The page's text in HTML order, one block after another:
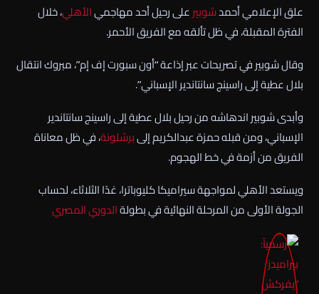
علق الإعلامي أحمدشوبيرعلى رحيل أحد مهاجميالأهلي، خلال
الفترة المقبلة، في ظل تألقه مع الفريق الأحمر.
وقال شوبير في تصريحات عبر إذاعة “أون سبورت إف إم”، مبروك انتقال
بلال عطية إلى راسينج سانتاندير الإسباني”.
وأبدى شوبير اندهاشه من رحيل بلال عطية إلى راسينج سانتاندير
الإسباني، ومن قبله حمزة عبدالكريم إلىبرشلونة، في ظل معاناة
الفريق من أزمة في خط الهجوم.
ويستعد الأهلي لمواجهة سيراميكا كليوباترا، غدًا الثلاثاء، لحساب
الجولة الأولى من المرحلة النهائية في بطولةالدوري المصري